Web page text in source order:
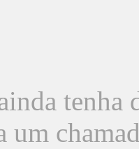
tenha
um